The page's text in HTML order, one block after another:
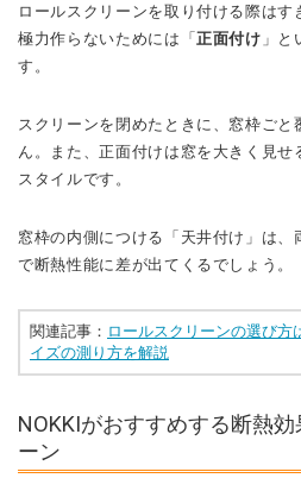
ロールスクリーンを取り付ける際はす
極力作らないためには「正面付け 」
す。
スクリーンを閉めたときに、窓枠ご
ん。
また、正面付けは窓を大きく見
スタイルです。
窓枠の内側につける「天井付け」は
で断熱性能に差が出てくるでしょう。
関連記事： ロールスクリーンの選び方
イズの測り方を解説
NOKKIがおすすめする断熱
ーン